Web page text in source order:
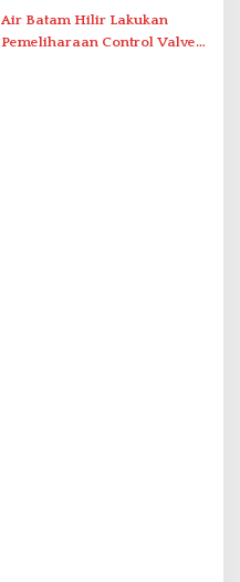
Air Batam Hilir Lakukan
Pemeliharaan Control Valve,